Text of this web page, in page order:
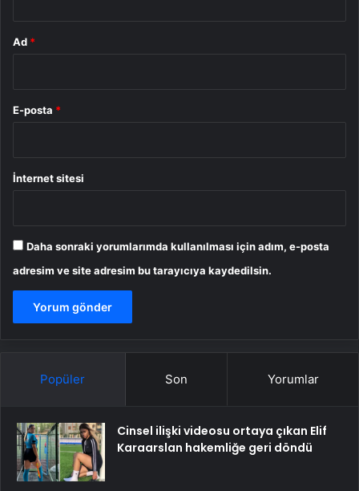
Ad *
E-posta *
İnternet sitesi
Daha sonraki yorumlarımda kullanılması için adım, e-posta
adresim ve site adresim bu tarayıcıya kaydedilsin.
Popüler Son Yorumlar
Cinsel ilişki videosu ortaya çıkan Elif
Karaarslan hakemliğe geri döndü